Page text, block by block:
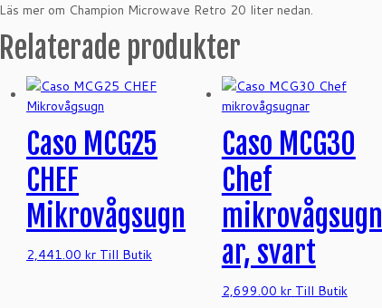
Läs mer om Champion Microwave Retro 20 liter nedan.
Relaterade produkter
Caso MCG25
CHEF
Mikrovågsugn
2,441.00 kr Till Butik
Caso MCG30
Chef
mikrovågsugn
ar, svart
2,699.00 kr Till Butik